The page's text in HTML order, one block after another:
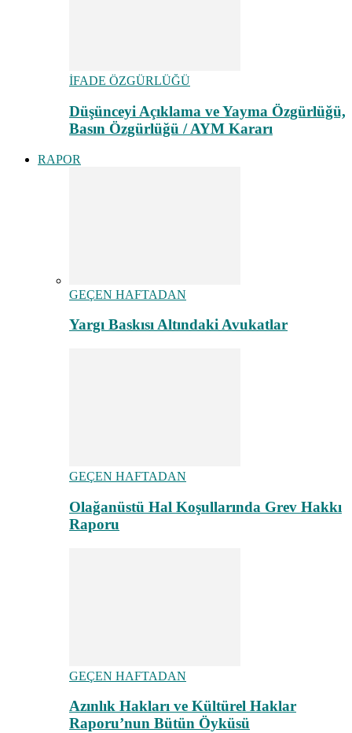
İFADE ÖZGÜRLÜĞÜ
Düşünceyi Açıklama ve Yayma Özgürlüğü,
Basın Özgürlüğü / AYM Kararı
RAPOR
GEÇEN HAFTADAN
Yargı Baskısı Altındaki Avukatlar
GEÇEN HAFTADAN
Olağanüstü Hal Koşullarında Grev Hakkı
Raporu
GEÇEN HAFTADAN
Azınlık Hakları ve Kültürel Haklar
Raporu’nun Bütün Öyküsü